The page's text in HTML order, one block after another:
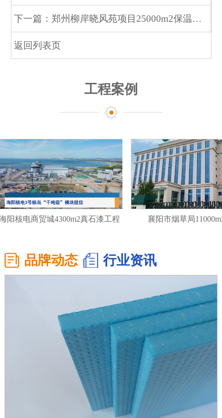
下一篇：郑州柳岸晓风苑项目25000m2保温工程
返回列表页
工程案例
核电商贸城4300m2真石漆工程 襄阳市烟草局11000m2
品牌动态 行业资讯